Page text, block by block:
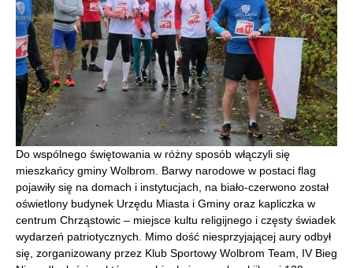
Do wspólnego świętowania w różny sposób włączyli się
mieszkańcy gminy Wolbrom. Barwy narodowe w postaci flag
pojawiły się na domach i instytucjach, na biało-czerwono został
oświetlony budynek Urzędu Miasta i Gminy oraz kapliczka w
centrum Chrząstowic – miejsce kultu religijnego i częsty świadek
wydarzeń patriotycznych. Mimo dość niesprzyjającej aury odbył
się, zorganizowany przez Klub Sportowy Wolbrom Team, IV Bieg